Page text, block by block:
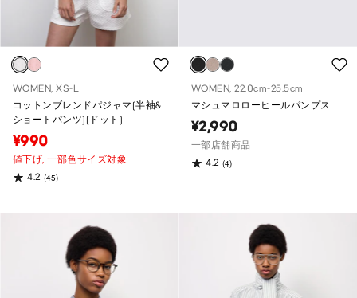
WOMEN, XS-L
コットンブレンドパジャマ(半袖&
ショートパンツ)(ドット)
¥990
値下げ,一部色サイズ対象
4.2 (45)
WOMEN, 22.0cm-25.5cm
マシュマロローヒールパンプス
¥2,990
一部店舗商品
4.2 (4)